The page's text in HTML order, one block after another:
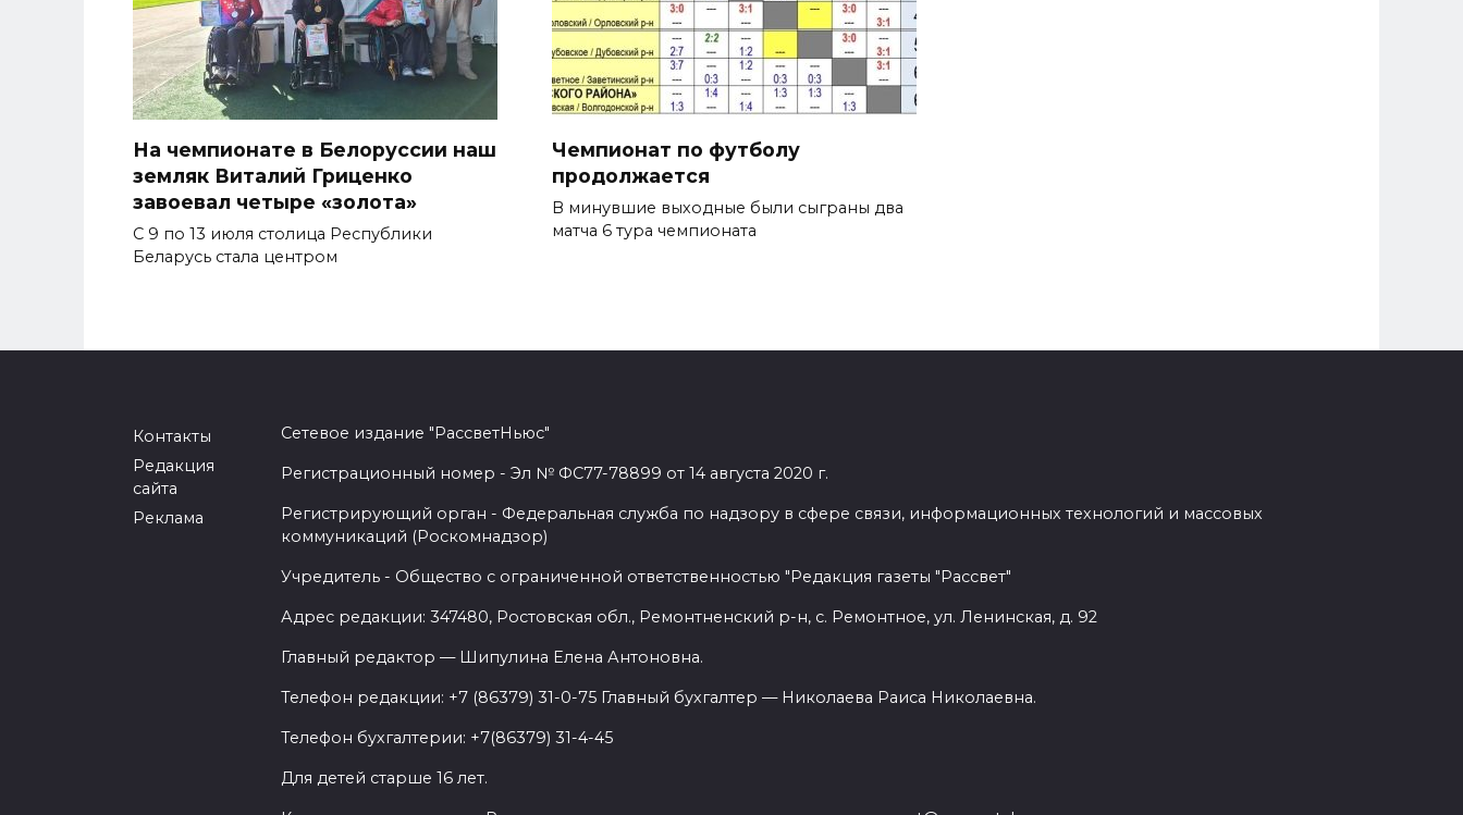
На чемпионате в Белоруссии наш
земляк Виталий Гриценко
завоевал четыре «золота»
С 9 по 13 июля столица Республики
Беларусь стала центром
Чемпионат по футболу
продолжается
В минувшие выходные были сыграны два
матча 6 тура чемпионата
Контакты
Редакция
сайта
Реклама
Сетевое издание "РассветНьюс"
Регистрационный номер - Эл № ФС77-78899 от 14 августа 2020 г.
Регистрирующий орган - Федеральная служба по надзору в сфере связи, информационных технологий и массовых
коммуникаций (Роскомнадзор)
Учредитель - Общество с ограниченной ответственностью "Редакция газеты "Рассвет"
Адрес редакции: 347480, Ростовская обл., Ремонтненский р-н, с. Ремонтное, ул. Ленинская, д. 92
Главный редактор — Шипулина Елена Антоновна.
Телефон редакции: +7 (86379) 31-0-75 Главный бухгалтер — Николаева Раиса Николаевна.
Телефон бухгалтерии: +7(86379) 31-4-45
Для детей старше 16 лет.